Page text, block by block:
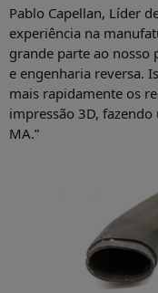
Pablo Capellan, Líder
experiência na
grande parte ao nosso
e engenharia reversa.
mais rapidamente os
impressão 3D,
MA.”